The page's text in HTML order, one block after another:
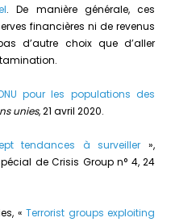
. De manière générale, ces
financières ni de revenus
d’autre choix que d’aller
pour les populations des
unies, 21 avril 2020.
tendances à surveiller»,
de Crisis Group n° 4, 24
« Terrorist groups exploiting